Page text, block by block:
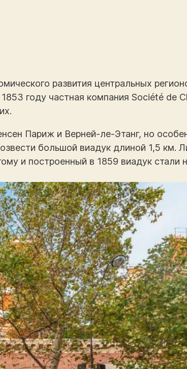
развития центральных
году частная компания Société de
Париж и Верней-ле-Этанг, но
большой виадук длиной 1,5 км.
и построенный в 1859 виадук стали